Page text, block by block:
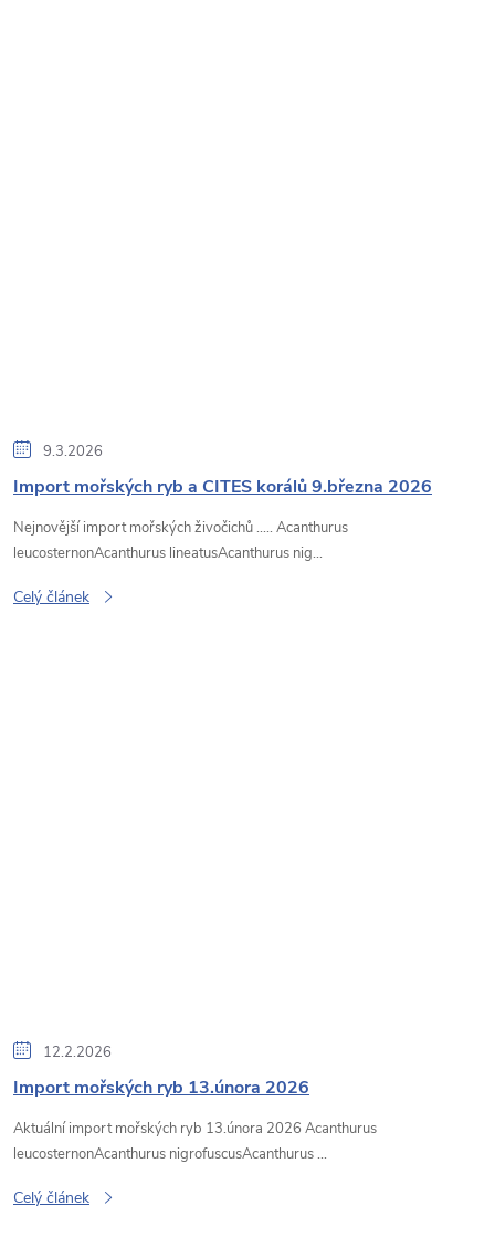
9.3.2026
Import mořských ryb a CITES korálů 9.března 2026
Nejnovější import mořských živočichů ..... Acanthurus
leucosternonAcanthurus lineatusAcanthurus nig...
Celý článek
12.2.2026
Import mořských ryb 13.února 2026
Aktuální import mořských ryb 13.února 2026 Acanthurus
leucosternonAcanthurus nigrofuscusAcanthurus ...
Celý článek